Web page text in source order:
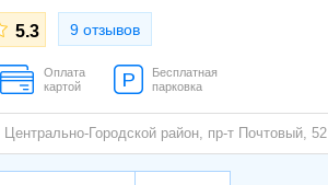
5.3 9 отзывов
Оплата
картой
Бесплатная
парковка
Центрально-Городской район, пр-т Почтовый, 52